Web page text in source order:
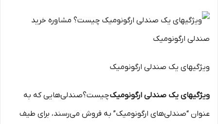
ویژگیهای یک صندلی ارگونومیک
ویژگیهای یک صندلی ارگونومیکچیست؟صندلی‌هایی که به
عنوان “صندلی‌های ارگونومیک” به فروش می‌رسند، برای طیف